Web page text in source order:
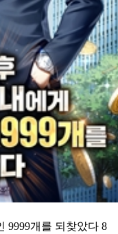
9999개를 되찾았다 8